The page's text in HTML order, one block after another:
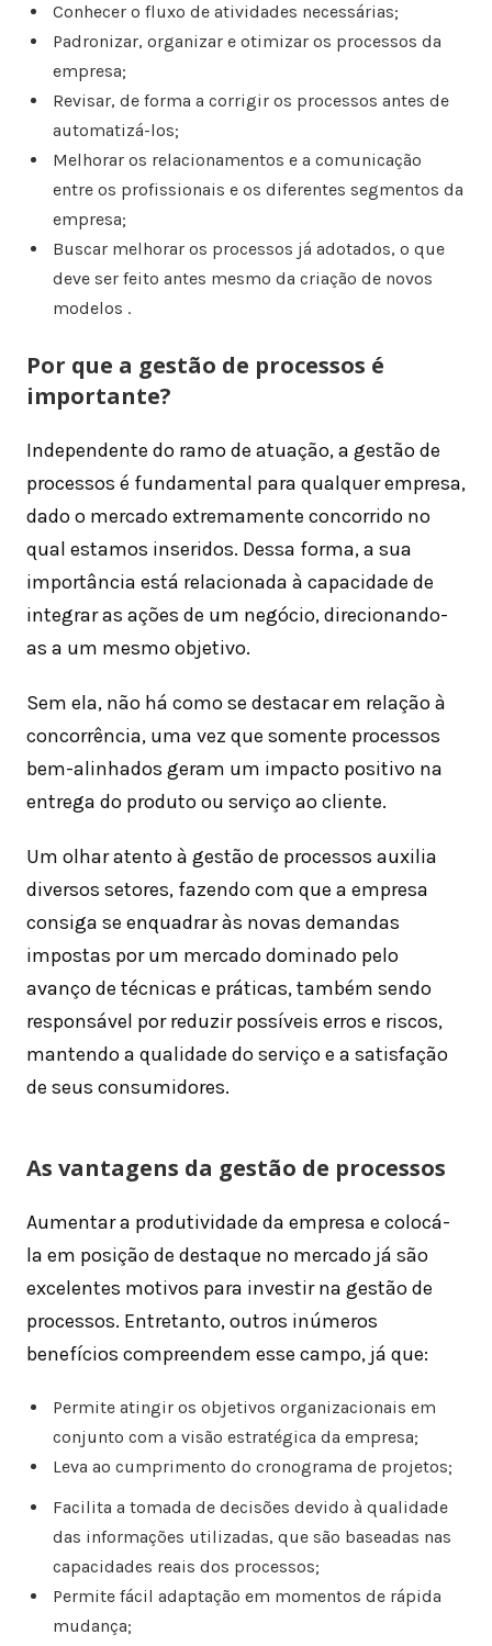
Conhecer o fluxo de atividades necessárias;
Padronizar, organizar e otimizar os processos da
empresa;
Revisar, de forma a corrigir os processos antes de
automatizá-los;
Melhorar os relacionamentos e a comunicação
entre os profissionais e os diferentes segmentos da
empresa;
Buscar melhorar os processos já adotados, o que
deve ser feito antes mesmo da criação de novos
modelos .
Por que a gestão de processos é
importante?
Independente do ramo de atuação, a gestão de
processos é fundamental para qualquer empresa,
dado o mercado extremamente concorrido no
qual estamos inseridos. Dessa forma, a sua
importância está relacionada à capacidade de
integrar as ações de um negócio, direcionando-
as a um mesmo objetivo.
Sem ela, não há como se destacar em relação à
concorrência, uma vez que somente processos
bem-alinhados geram um impacto positivo na
entrega do produto ou serviço ao cliente.
Um olhar atento à gestão de processos auxilia
diversos setores, fazendo com que a empresa
consiga se enquadrar às novas demandas
impostas por um mercado dominado pelo
avanço de técnicas e práticas, também sendo
responsável por reduzir possíveis erros e riscos,
mantendo a qualidade do serviço e a satisfação
de seus consumidores.
As vantagens da gestão de processos
Aumentar a produtividade da empresa e colocá-
la em posição de destaque no mercado já são
excelentes motivos para investir na gestão de
processos. Entretanto, outros inúmeros
benefícios compreendem esse campo, já que:
Permite atingir os objetivos organizacionais em
conjunto com a visão estratégica da empresa;
Leva ao cumprimento do cronograma de projetos;
Facilita a tomada de decisões devido à qualidade
das informações utilizadas, que são baseadas nas
capacidades reais dos processos;
Permite fácil adaptação em momentos de rápida
mudança;